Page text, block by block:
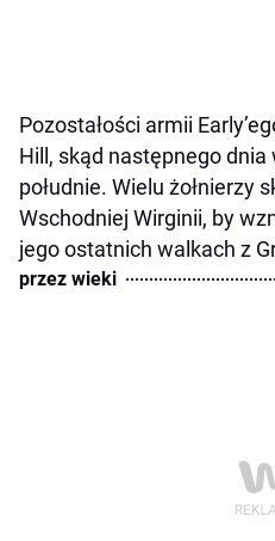
Pozostałości armii
Hill, skąd następnego dnia
południe. Wielu żołnierzy
Wschodniej Wirginii, by
jego ostatnich walkach z
przez wieki